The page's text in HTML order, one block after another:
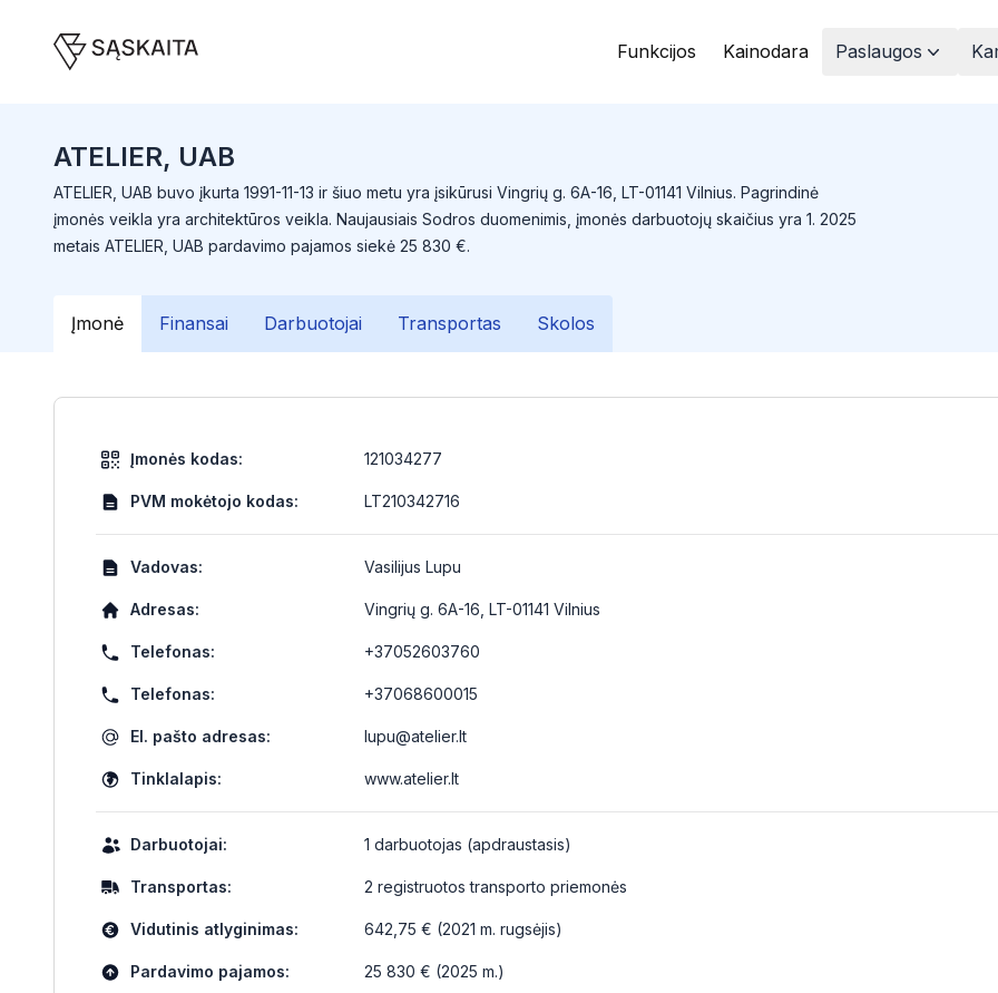
Funkcijos Kainodara Paslaugos
ATELIER, UAB
ATELIER, UAB buvo įkurta 1991-11-13 ir šiuo metu yra įsikūrusi Vingrių g. 6A-16, LT-01141 Vilnius. Pagrindinė
įmonės veikla yra architektūros veikla. Naujausiais Sodros duomenimis, įmonės darbuotojų skaičius yra 1. 2025
metais ATELIER, UAB pardavimo pajamos siekė 25 830 €.
Įmonė Finansai Darbuotojai Transportas Skolos
Įmonės kodas: 121034277
PVM mokėtojo kodas: LT210342716
Vadovas: Vasilijus Lupu
Adresas: Vingrių g. 6A-16, LT-01141 Vilnius
Telefonas: +37052603760
Telefonas: +37068600015
El. pašto adresas: lupu@atelier.lt
Tinklalapis: www.atelier.lt
Darbuotojai: 1 darbuotojas (apdraustasis)
Transportas: 2 registruotos transporto priemonės
Vidutinis atlyginimas: 642,75 € (2021 m. rugsėjis)
Pardavimo pajamos: 25 830 € (2025 m.)